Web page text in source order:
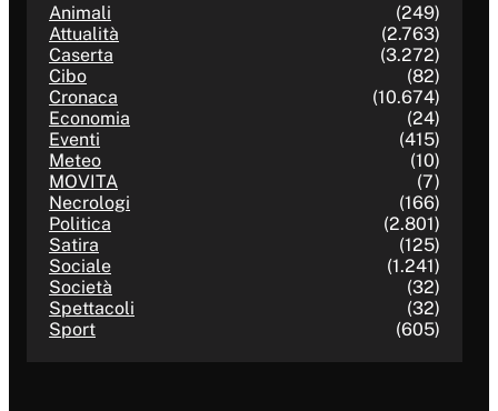
Animali
(249)
Attualità
(2.763)
Caserta
(3.272)
Cibo
(82)
Cronaca
(10.674)
Economia
(24)
Eventi
(415)
Meteo
(10)
MOVITA
(7)
Necrologi
(166)
Politica
(2.801)
Satira
(125)
Sociale
(1.241)
Società
(32)
Spettacoli
(32)
Sport
(605)